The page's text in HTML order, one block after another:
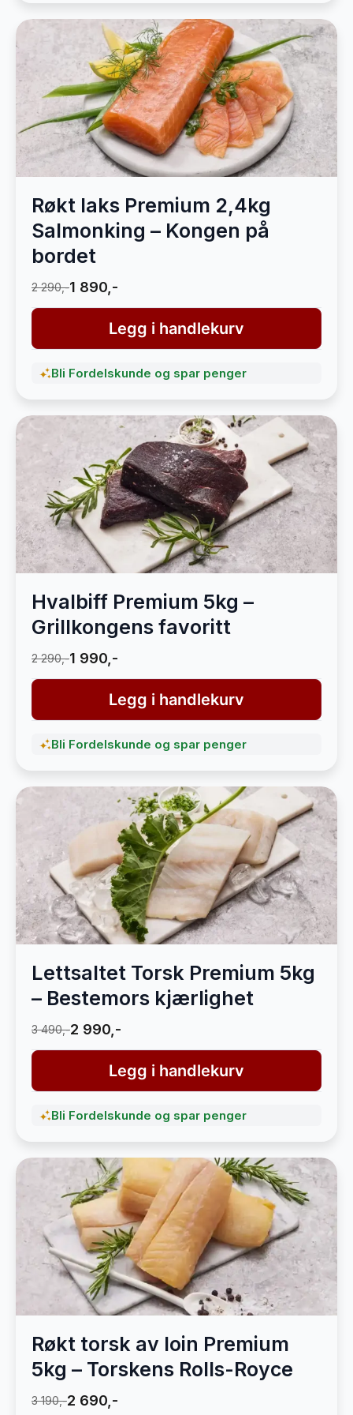
Røkt laks Premium 2,4kg
Salmonking – Kongen på
bordet
2 290,-1 890,-
Legg i handlekurv
Bli Fordelskunde og spar penger
Hvalbiff Premium 5kg –
Grillkongens favoritt
2 290,-1 990,-
Legg i handlekurv
Bli Fordelskunde og spar penger
Lettsaltet Torsk Premium 5kg
– Bestemors kjærlighet
3 490,-2 990,-
Legg i handlekurv
Bli Fordelskunde og spar penger
Røkt torsk av loin Premium
5kg – Torskens Rolls-Royce
3 190,-2 690,-